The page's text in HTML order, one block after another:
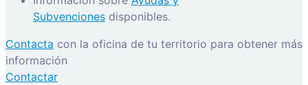
Subvenciones disponibles.
Contacta con la oficina de tu territorio para obtener más
información
Contactar